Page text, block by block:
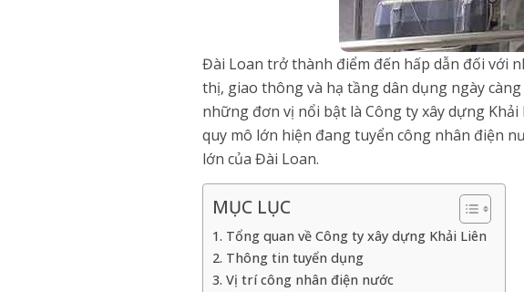
Đài Loan trở thành điểm đến hấp dẫn đối với
thị, giao thông và hạ tầng dân dụng ngày
những đơn vị nổi bật là Công ty xây dựng
quy mô lớn hiện đang tuyển công nhân điện
lớn của Đài Loan.
MỤC LỤC
1. Tổng quan về Công ty xây dựng Khải Liên
2. Thông tin tuyển dụng
3. Vị trí công nhân điện nước